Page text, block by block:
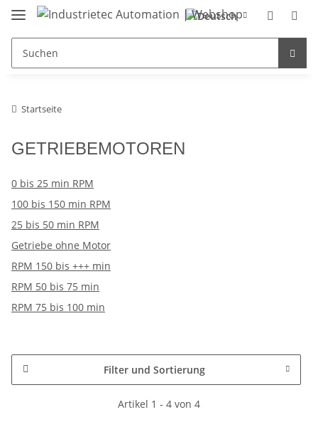
Startseite
GETRIEBEMOTOREN
0 bis 25 min RPM
100 bis 150 min RPM
25 bis 50 min RPM
Getriebe ohne Motor
RPM 150 bis +++ min
RPM 50 bis 75 min
RPM 75 bis 100 min
Filter und Sortierung
Artikel 1 - 4 von 4